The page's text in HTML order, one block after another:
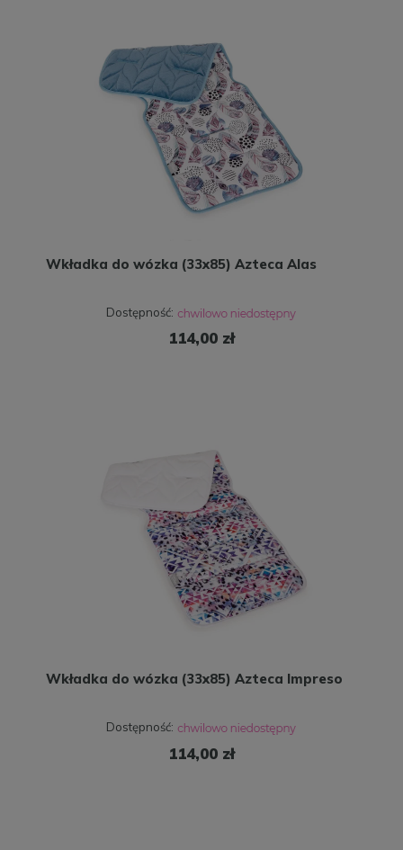
Wkładka do wózka (33x85) Azteca Alas
Dostępność:
114,00 zł
Wkładka do wózka (33x85) Azteca Impreso
Dostępność:
114,00 zł